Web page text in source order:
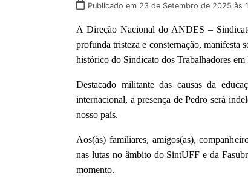
Publicado em 23 de Setembro de 2025 às
A Direção Nacional do ANDES –
profunda tristeza e consternação,
histórico do Sindicato dos Trabalhadores
Destacado militante das causas da
internacional, a presença de Pedro será
nosso país.
Aos(às) familiares, amigos(as),
nas lutas no âmbito do SintUFF e da
momento.